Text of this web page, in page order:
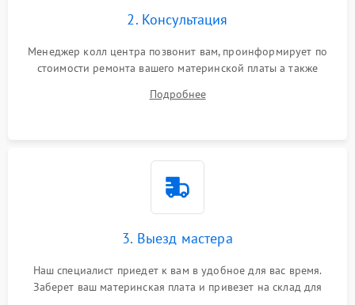
2. Консультация
Менеджер колл центра позвонит вам, проинформирует по
стоимости ремонта вашего материнской платы а также
Подробнее
3. Выезд мастера
Наш специалист приедет к вам в удобное для вас время.
Заберет ваш материнская плата и привезет на склад для